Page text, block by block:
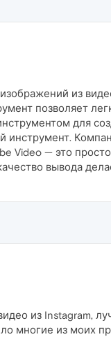
из
позволяет
для
инструмент.
Video — это
вывода
из Instagram,
многие из моих